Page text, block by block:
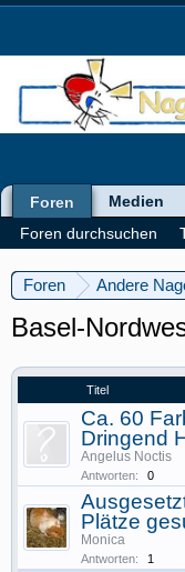
Foren Andere
Basel-
Titel
Ca. 60
Dringend
Angelus Noctis
Antworten: 0
Plätze
Monica
Antworten: 1
Foren
Foren durchsuchen
Medien